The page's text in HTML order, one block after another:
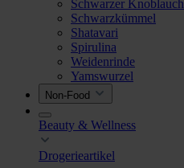
Schwarzer Knoblauch
Schwarzkümmel
Shatavari
Spirulina
Weidenrinde
Yamswurzel
Non-Food
Beauty & Wellness
Drogerieartikel